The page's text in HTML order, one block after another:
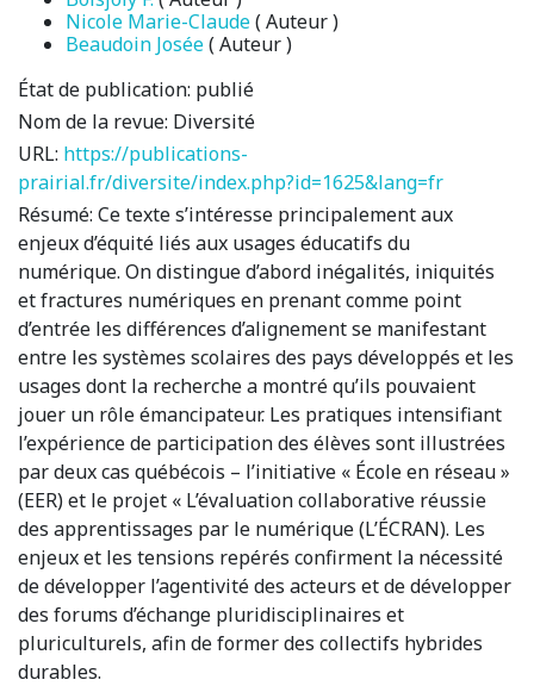
Nicole Marie-Claude( Auteur )
Beaudoin Josée( Auteur )
État de publication: publié
Nom de la revue: Diversité
URL: https://publications-
prairial.fr/diversite/index.php?id=1625&lang=fr
Résumé: Ce texte s’intéresse principalement aux
enjeux d’équité liés aux usages éducatifs du
numérique. On distingue d’abord inégalités, iniquités
et fractures numériques en prenant comme point
d’entrée les différences d’alignement se manifestant
entre les systèmes scolaires des pays développés et les
usages dont la recherche a montré qu’ils pouvaient
jouer un rôle émancipateur. Les pratiques intensifiant
l’expérience de participation des élèves sont illustrées
par deux cas québécois – l’initiative « École en réseau »
(EER) et le projet « L’évaluation collaborative réussie
des apprentissages par le numérique (L’ÉCRAN). Les
enjeux et les tensions repérés confirment la nécessité
de développer l’agentivité des acteurs et de développer
des forums d’échange pluridisciplinaires et
pluriculturels, afin de former des collectifs hybrides
durables.